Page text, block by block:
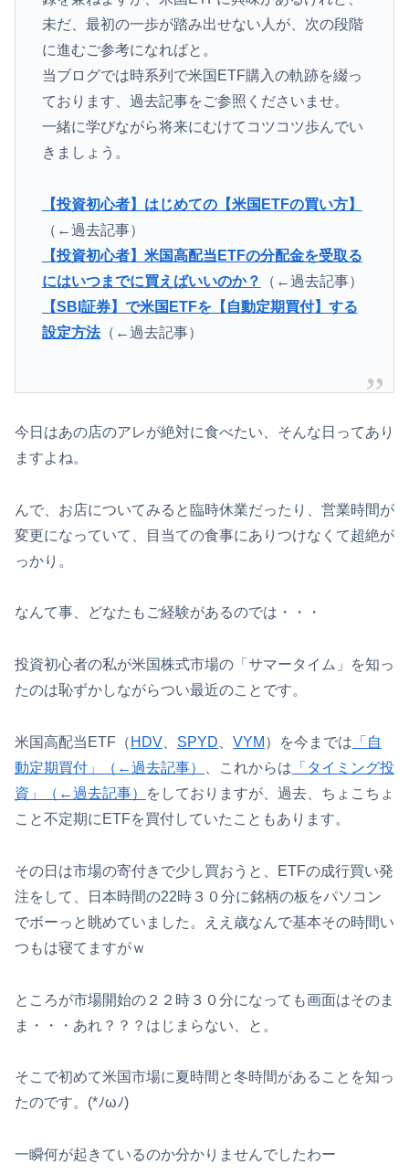
未だ、最初の一歩が踏み出せない人が、次の段階
に進むご参考になればと。
当ブログでは時系列で米国ETF購入の軌跡を綴っ
ております、過去記事をご参照くださいませ。
一緒に学びながら将来にむけてコツコツ歩んでい
きましょう。
【投資初心者】はじめての【米国ETFの買い方】
（←過去記事）
【投資初心者】米国高配当ETFの分配金を受取る
にはいつまでに買えばいいのか？
（←過去記事）
【SBI証券】で米国ETFを【自動定期買付】する
設定方法（←過去記事）
今日はあの店のアレが絶対に食べたい、そんな日ってあり
ますよね。
んで、お店についてみると臨時休業だったり、営業時間が
変更になっていて、目当ての食事にありつけなくて超絶が
っかり。
なんて事、どなたもご経験があるのでは・・・
投資初心者の私が米国株式市場の「サマータイム」を知っ
たのは恥ずかしながらつい最近のことです。
米国高配当ETF（ HDV SPYD VYM ）を今までは 「自
動定期買付」（←過去記事）
、これからは 「タイミング投
資」（←過去記事）
をしておりますが、過去、ちょこちょ
こと不定期にETFを買付していたこともあります。
その日は市場の寄付きで少し買おうと、ETFの成行買い発
注をして、日本時間の22時３０分に銘柄の板をパソコン
でボーっと眺めていました。ええ歳なんで基本その時間い
つもは寝てますがｗ
ところが市場開始の２２時３０分になっても画面はそのま
ま・・・あれ？？？はじまらない、と。
そこで初めて米国市場に夏時間と冬時間があることを知っ
たのです。(*ﾉωﾉ)
一瞬何が起きているのか分かりませんでしたわー